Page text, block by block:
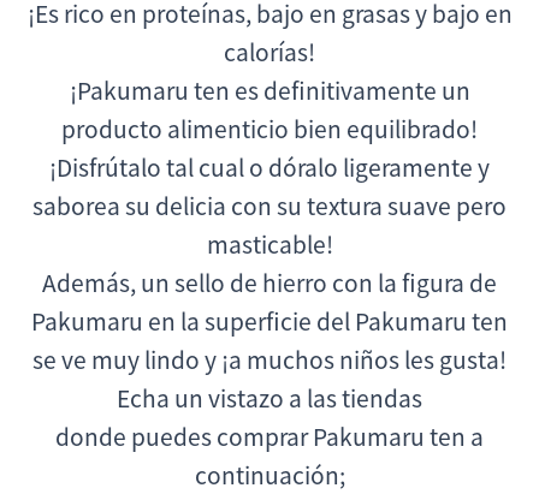
¡Es rico en proteínas, bajo en grasas y bajo en
calorías!
¡Pakumaru ten es definitivamente un
producto alimenticio bien equilibrado!
¡Disfrútalo tal cual o dóralo ligeramente y
saborea su delicia con su textura suave pero
masticable!
Además, un sello de hierro con la figura de
Pakumaru en la superficie del Pakumaru ten
se ve muy lindoy ¡a muchos niños les gusta!
Echa un vistazo a las tiendas
donde puedes comprar Pakumaru ten a
continuación;